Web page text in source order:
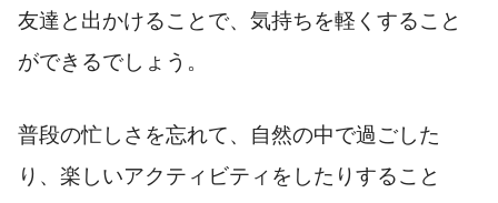
友達と出かけることで、気持ちを軽くすること
ができるでしょう。
普段の忙しさを忘れて、自然の中で過ごした
り、楽しいアクティビティをしたりすること